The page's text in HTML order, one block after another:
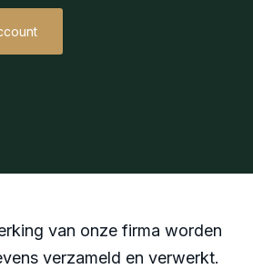
van onze firma worden
verzameld en verwerkt.